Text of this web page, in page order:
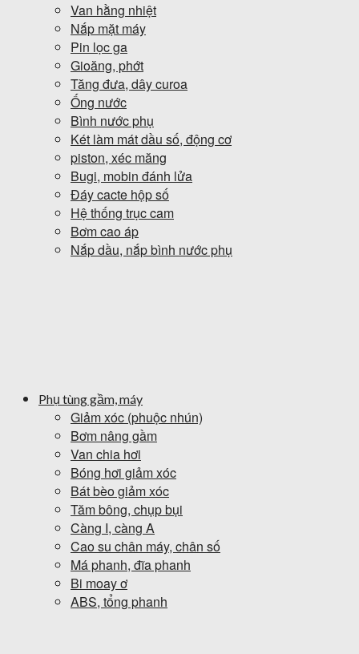
Van hằng nhiệt
Nắp mặt máy
Pin lọc ga
Gioăng, phớt
Tăng đưa, dây curoa
Ống nước
Bình nước phụ
Két làm mát dầu số, động cơ
piston, xéc măng
Bugi, mobin đánh lửa
Đáy cacte hộp số
Hệ thống trục cam
Bơm cao áp
Nắp dầu, nắp bình nước phụ
Phụ tùng gầm, máy
Giảm xóc (phuộc nhún)
Bơm nâng gầm
Van chia hơi
Bóng hơi giảm xóc
Bát bèo giảm xóc
Tăm bông, chụp bụi
Càng I, càng A
Cao su chân máy, chân số
Má phanh, đĩa phanh
Bi moay ơ
ABS, tổng phanh